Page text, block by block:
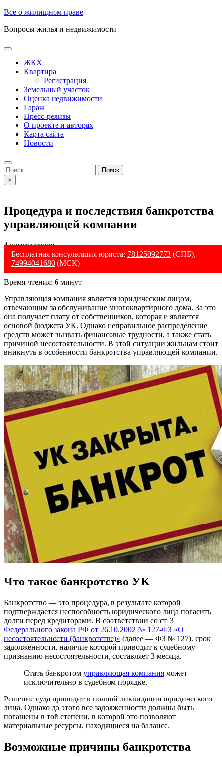
Skip
content
Все о жилищном праве
Вопросы жилья и недвижимости
Open
ButtonЖКХ
Квартира
Регистрация
Земельный участок
Оценка недвижимости
Гараж
Пресс-релизы
О проекте и авторах
Карта сайта
Новости
Close
Button
Search
for:
×
Процедура и последствия банкротства
управляющей компании
4 комментария
Бесплатная консультация юриста: 78125092773 (СПБ),
74994041680 (МСК)
Время чтения: 6 минут
Управляющая компания является юридическим лицом,
отвечающим за обслуживание многоквартирного дома. За это
она получает плату от собственников, которая и является
основой бюджета УК. Однако неправильное распределение
средств может вызвать финансовые трудности, а также стать
причиной несостоятельности. В этой ситуации жильцам стоит
вникнуть в особенности банкротства управляющей компании.
Что такое банкротство УК
Банкротство — это процедура, в результате которой
подтверждается неспособность юридического лица погасить
долги перед кредиторами. В соответствии со ст. 3
Федерального закона РФ от 26.10.2002 № 127-ФЗ «О
несостоятельности (банкротстве)» (далее — ФЗ № 127), срок
задолженности, наличие которой приводит к судебному
признанию несостоятельности, составляет 3 месяца.
Стать банкротом управляющая компания может
исключительно в судебном порядке.
Решение суда приводит к полной ликвидации юридического
лица. Однако до этого все задолженности должны быть
погашены в той степени, в которой это позволяют
материальные ресурсы, находящиеся на балансе.
Возможные причины банкротства